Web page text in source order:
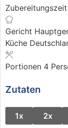
Zubereitungszeit
Gericht
Küche
Portionen 4
Zutaten
1x 2x